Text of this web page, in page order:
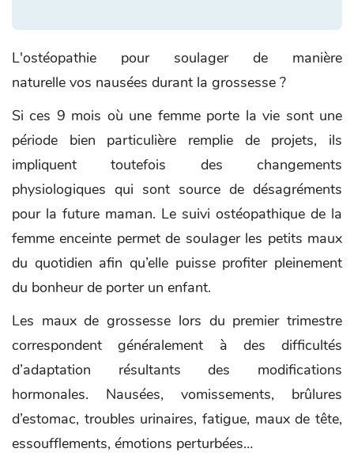
L'ostéopathie pour soulager de manière
naturelle vos nausées durant la grossesse ?
Si ces 9 mois où une femme porte la vie sont une
période bien particulière remplie de projets, ils
impliquent toutefois des changements
physiologiques qui sont source de désagréments
pour la future maman. Le suivi ostéopathique de la
femme enceinte permet de soulager les petits maux
du quotidien afin qu’elle puisse profiter pleinement
du bonheur de porter un enfant.
Les maux de grossesse lors du premier trimestre
correspondent généralement à des difficultés
d’adaptation résultants des modifications
hormonales. Nausées, vomissements, brûlures
d’estomac, troubles urinaires, fatigue, maux de tête,
essoufflements, émotions perturbées…